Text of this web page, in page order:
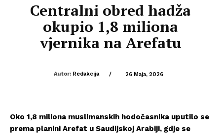
Centralni obred hadža
okupio 1,8 miliona
vjernika na Arefatu
Autor: Redakcija / 26 Maja, 2026
Oko 1,8 miliona muslimanskih hodočasnika uputilo se
prema planini Arefat u Saudijskoj Arabiji, gdje se